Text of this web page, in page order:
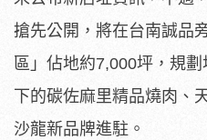
搶先公開，將在台南誠品
區」佔地約7,000坪，規
下的碳佐麻里精品燒肉、
沙龍新品牌進駐。